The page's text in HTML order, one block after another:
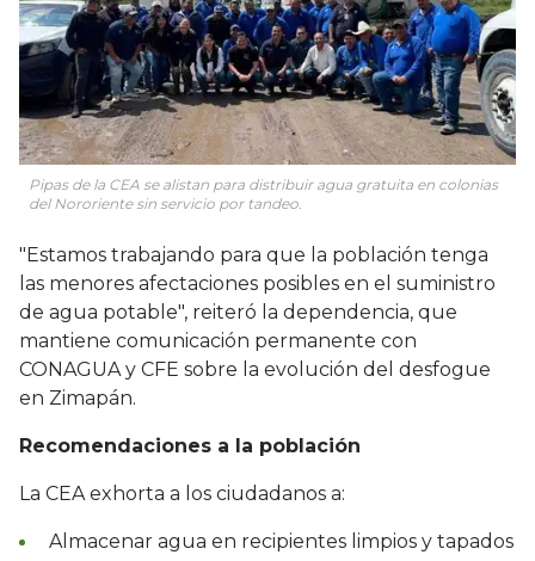
Pipas de la CEA se alistan para distribuir agua gratuita en colonias
del Nororiente sin servicio por tandeo.
"Estamos trabajando para que la población tenga
las menores afectaciones posibles en el suministro
de agua potable", reiteró la dependencia, que
mantiene comunicación permanente con
CONAGUA y CFE sobre la evolución del desfogue
en Zimapán.
Recomendaciones a la población
La CEA exhorta a los ciudadanos a:
Almacenar agua en recipientes limpios y tapados